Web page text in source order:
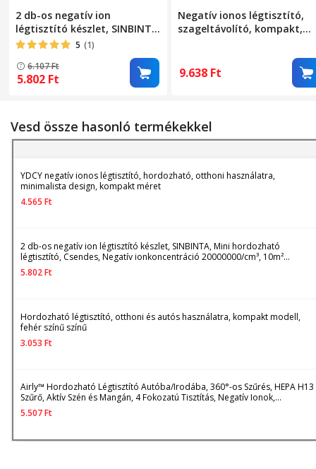
2 db-os negatív ion
légtisztító készlet, SINBINTA,
Mini hordozható légtisztító,
ionkoncentráció
20000000/cm³, 10m²
pollen, füst és szagok ellen,
ABS, 118*36*42mm, Fehér
5 (1)
6.107Ft
5.802 Ft
Negatív ionos légtisztító,
szageltávolító, kompakt,
9.638 Ft
Vesd össze hasonló termékekkel
YDCY negatív ionos légtisztító, hordozható, otthoni használatra,
minimalista design, kompakt méret
4.565 Ft
2 db-os negatív ion légtisztító készlet, SINBINTA, Mini hordozható
légtisztító, Csendes, Negatív ionkoncentráció 20000000/cm³, 10m²
lefedettség, Otthoni, irodai használatra por, állati szőr, pollen, füst és
szagok ellen, ABS, 118*36*42mm, Fehér
5.802Ft
Hordozható légtisztító, otthoni és autós használatra, kompakt modell,
fehér színű színű
3.053 Ft
Airly™ Hordozható Légtisztító Autóba/Irodába, 360°-os Szűrés, HEPA H13
Szűrő, Aktív Szén és Mangán, 4 Fokozatú Tisztítás, Negatív Ionok,
Hangulatvilágítás, USB-C Töltés, Időzítő, 2 Sebesség, Csendes, Modern
Design, Fehér
5.507Ft